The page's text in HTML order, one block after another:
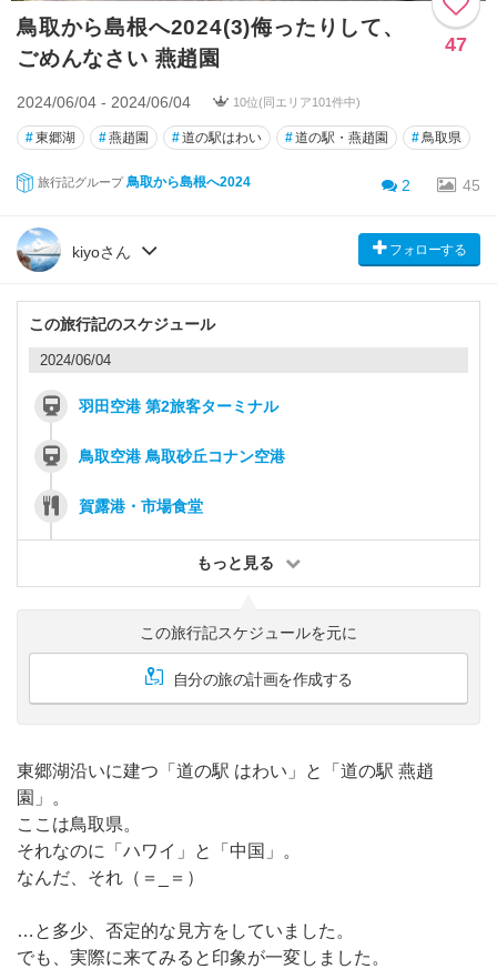
鳥取から島根へ2024(3)侮ったりして、
ごめんなさい 燕趙園
47
2024/06/04 - 2024/06/04 10位(同エリア101件中)
#東郷湖 #燕趙園 #道の駅はわい #道の駅・燕趙園 #鳥取県
旅行記グループ 鳥取から島根へ2024 2 45
kiyoさん フォローする
この旅行記のスケジュール
2024/06/04
羽田空港 第2旅客ターミナル
鳥取空港 鳥取砂丘コナン空港
賀露港・市場食堂
もっと見る
この旅行記スケジュールを元に
自分の旅の計画を作成する
東郷湖沿いに建つ「道の駅 はわい」と「道の駅 燕趙
園」。
ここは鳥取県。
それなのに「ハワイ」と「中国」。
なんだ、それ（＝_＝）
…と多少、否定的な見方をしていました。
でも、実際に来てみると印象が一変しました。